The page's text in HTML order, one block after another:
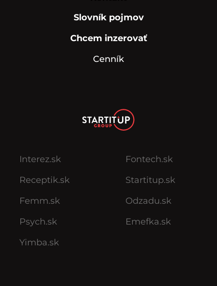
Slovník pojmov
Chcem inzerovať
Cenník
Interez.sk
Receptik.sk
Femm.sk
Psych.sk
Yimba.sk
Fontech.sk
Startitup.sk
Odzadu.sk
Emefka.sk